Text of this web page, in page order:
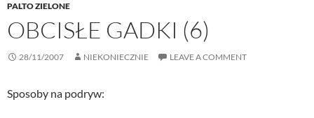
PALTO ZIELONE
OBCISŁE GADKI (6)
28/11/2007 NIEKONIECZNIE LEAVE A COMMENT
Sposoby na podryw: